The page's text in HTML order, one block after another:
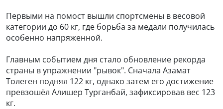
Первыми на помост вышли спортсмены в весовой
категории до 60 кг, где борьба за медали получилась
особенно напряженной.
Главным событием дня стало обновление рекорда
страны в упражнении "рывок". Сначала Азамат
Толеген поднял 122 кг, однако затем его достижение
превзошёл Алишер Турганбай, зафиксировав вес 123
кг.